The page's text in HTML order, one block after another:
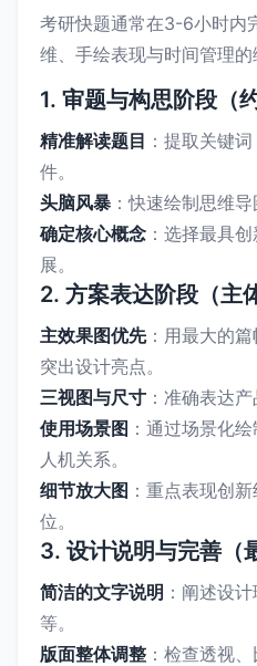
考研快题通常在3-6小时内
维、手绘表现与时间管理的
1. 审题与构思阶段（
精准解读题目 ：提取关键
件。
头脑风暴 ：快速绘制思维
确定核心概念 ：选择最具
展。
2. 方案表达阶段（主
主效果图优先：用最大的篇
突出设计亮点。
三视图与尺寸 ：准确表达
使用场景图 ：通过场景化
人机关系。
细节放大图 ：重点表现创
位。
3. 设计说明与完善（
简洁的文字说明 ：阐述设
等。
版面整体调整 ：检查透视